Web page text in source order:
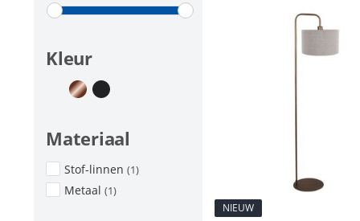
Kleur
Materiaal
Stof-linnen (1)
Metaal (1)
NIEUW